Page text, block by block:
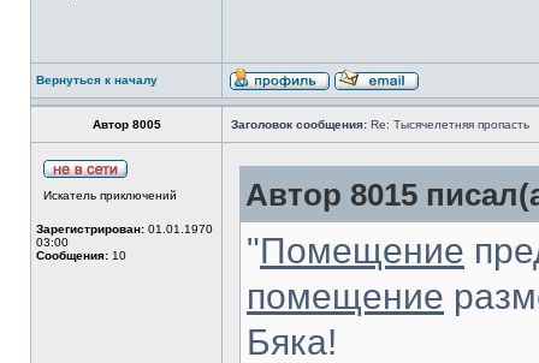
Вернуться к началу
Автор 8005 Заголовок сообщения: Re: Тысячелетняя пропасть
Искатель приключений
Зарегистрирован: 01.01.1970
03:00
Сообщения: 10
Автор 8015
"Помещение
помещение
Бяка!